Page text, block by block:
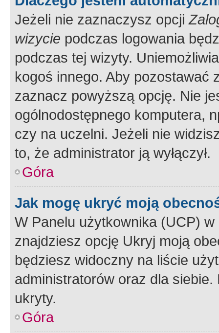
Jeżeli nie zaznaczysz opcji
wizycie podczas logowania
podczas tej wizyty.
kogoś innego. Aby pozostawać
zaznacz powyższą opcję. Nie
ogólnodostępnego komputera,
czy na uczelni. Jeżeli nie
to, że administrator ją wyłączył.
Góra
Jak mogę ukryć moją
W Panelu użytkownika (UCP) w
znajdziesz opcję Ukryj moją
będziesz widoczny na liście
administratorów oraz dla
ukryty.
Góra